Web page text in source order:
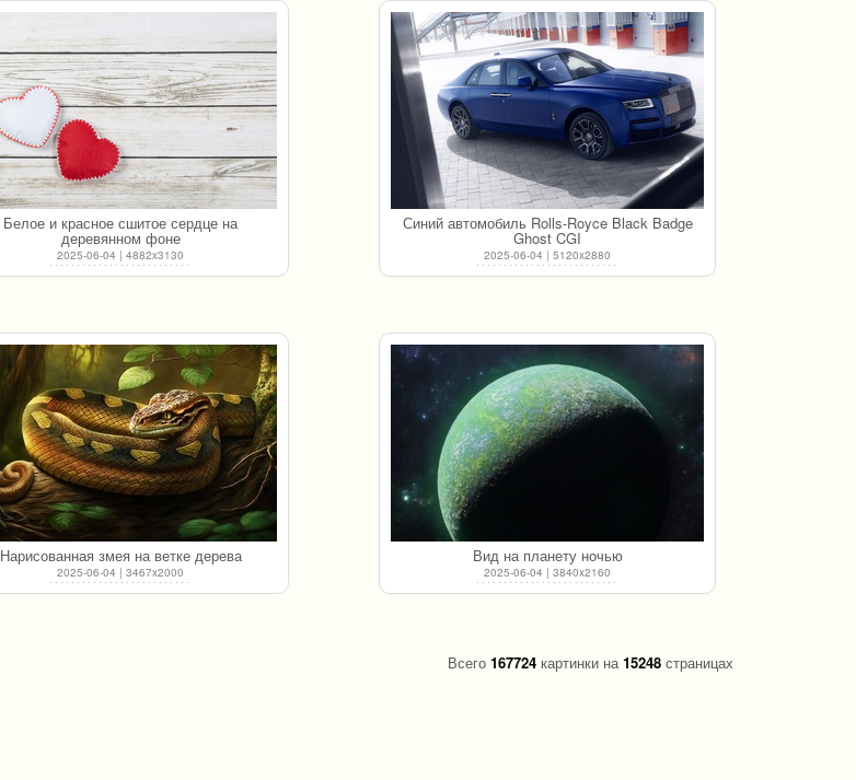
Белое и красное сшитое сердце на
деревянном фоне
2025-06-04 | 4882x3130
Синий автомобиль Rolls-Royce Black Badge
Ghost CGI
2025-06-04 | 5120x2880
Нарисованная змея на ветке дерева
2025-06-04 | 3467x2000
Вид на планету ночью
2025-06-04 | 3840x2160
Всего 167724 картинки на15248 страницах